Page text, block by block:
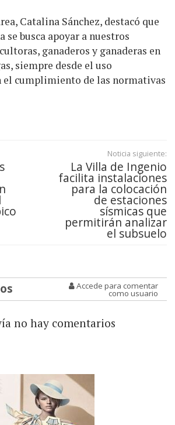
Catalina Sánchez, destacó que
se busca apoyar a nuestros
ganaderos y ganaderas en
siempre desde el uso
el cumplimiento de las normativas
Noticia siguiente:
La Villa de Ingenio
facilita instalaciones
para la colocación
de estaciones
sísmicas que
permitirán analizar
el subsuelo
Accede para comentar
como usuario
no hay comentarios